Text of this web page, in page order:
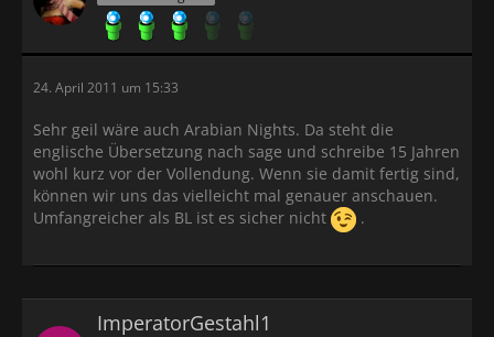
24. April 2011 um 15:33
Sehr geil wäre auch Arabian Nights. Da steht die
englische Übersetzung nach sage und schreibe 15 Jahren
wohl kurz vor der Vollendung. Wenn sie damit fertig sind,
können wir uns das vielleicht mal genauer anschauen.
Umfangreicher als BL ist es sicher nicht
.
ImperatorGestahl1